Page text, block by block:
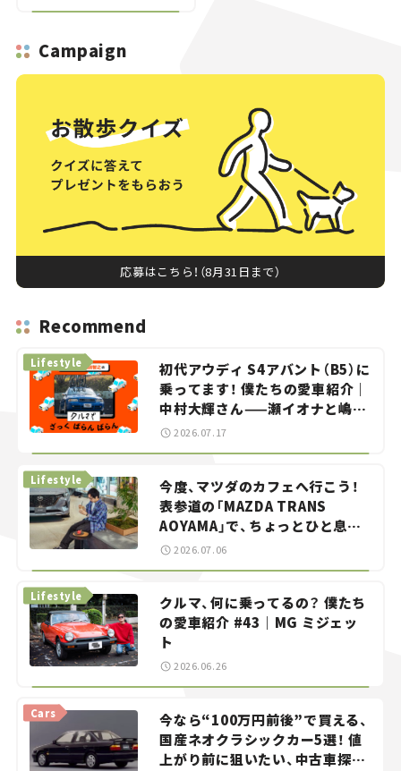
Campaign
応募はこちら！（8月31日まで）
Recommend
初代アウディ S4アバント（B5）に
乗ってます！ 僕たちの愛車紹介｜
中村大輝さん——瀬イオナと嶋田
智之の「クルマでざっくばらんば
Lifestyle
2026.07.17
今度、マツダのカフェへ行こう！
表参道の「MAZDA TRANS
AOYAMA」で、ちょっとひと息。
——連載｜CCGとクルマでどうす
Lifestyle
2026.07.06
クルマ、何に乗ってるの？ 僕たち
の愛車紹介 #43｜MG ミジェッ
ト
Lifestyle
2026.06.26
今なら“100万円前後”で買える、
国産ネオクラシックカー5選！ 値
上がり前に狙いたい、中古車探し
Cars